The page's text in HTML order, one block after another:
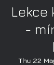
Lekce
-
Thu 22